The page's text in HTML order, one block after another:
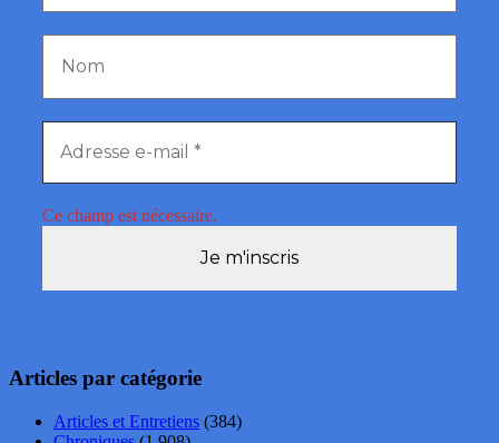
Ce champ est nécessaire.
Articles par catégorie
Articles et Entretiens (384)